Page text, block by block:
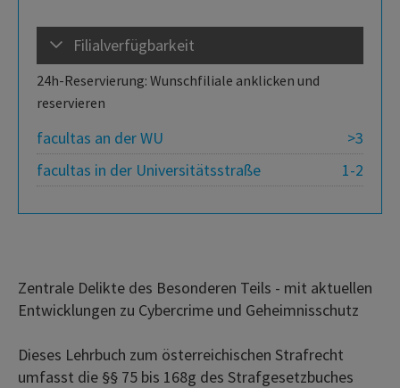
Filialverfügbarkeit
24h-Reservierung: Wunschfiliale anklicken und
reservieren
>3
facultas an der WU
1-2
facultas in der Universitätsstraße
Zentrale Delikte des Besonderen Teils - mit aktuellen
Entwicklungen zu Cybercrime und Geheimnisschutz
Dieses Lehrbuch zum österreichischen Strafrecht
umfasst die §§ 75 bis 168g des Strafgesetzbuches